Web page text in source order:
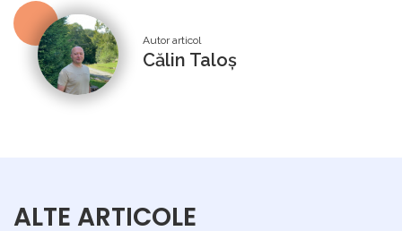
Autor articol
Călin Taloș
ALTE ARTICOLE